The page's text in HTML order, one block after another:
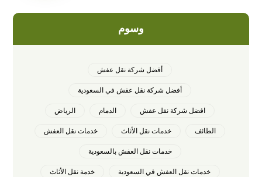
وسوم
أفضل شركة نقل عفش
أفضل شركة نقل عفش في السعودية
افضل شركة نقل عفش الدمام الرياض
الطائف خدمات نقل الأثاث خدمات نقل العفش
خدمات نقل العفش بالسعودية
خدمات نقل العفش في السعودية خدمة نقل الأثاث